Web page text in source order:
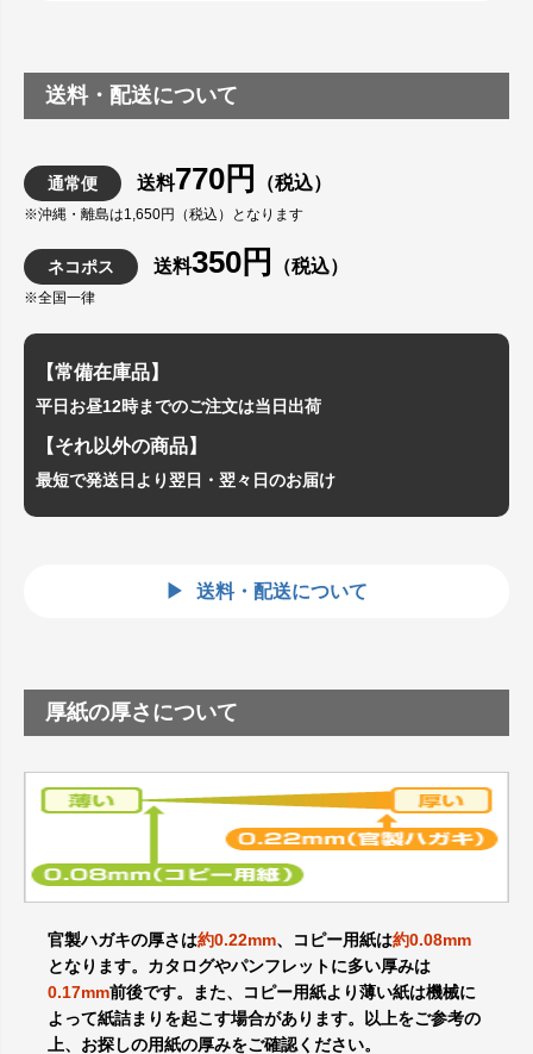
送料・配送について
通常便 送料770円 （税込）
※沖縄・離島は1,650円（税込）となります
ネコポス 送料350円 （税込）
※全国一律
【常備在庫品】
平日お昼12時までのご注文は当日出荷
【それ以外の商品】
最短で発送日より翌日・翌々日のお届け
送料・配送について
厚紙の厚さについて
官製ハガキの厚さは約0.22mm、コピー用紙は約0.08mm
となります。カタログやパンフレットに多い厚みは
0.17mm前後です。また、コピー用紙より薄い紙は機械に
よって紙詰まりを起こす場合があります。以上をご参考の
上、お探しの用紙の厚みをご確認ください。